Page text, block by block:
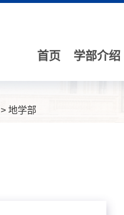
首页 学部介绍
> 地学部